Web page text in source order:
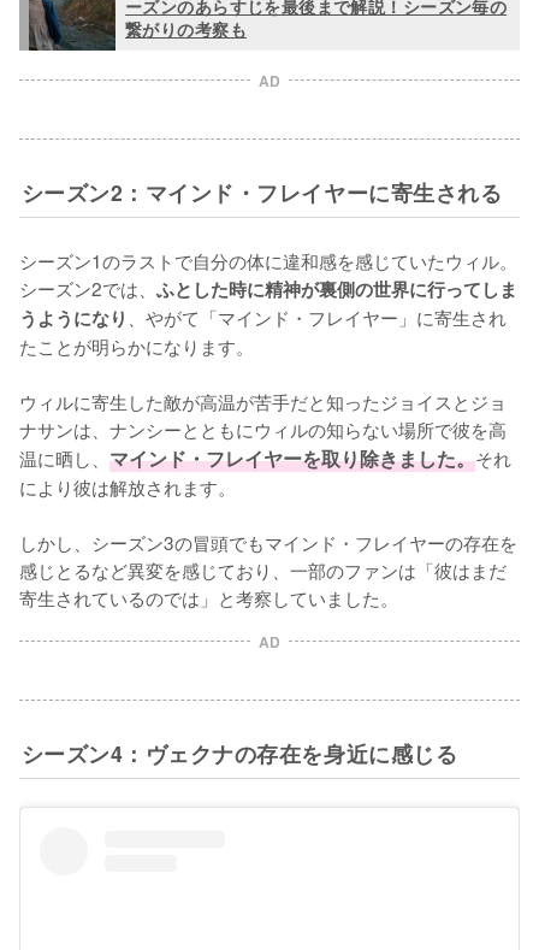
ーズンのあらすじを最後まで解説！シーズン毎の
繋がりの考察も
AD
シーズン2：マインド・フレイヤーに寄生される
シーズン1のラストで自分の体に違和感を感じていたウィル。
シーズン2では、 ふとした時に精神が裏側の世界に行ってしま
うようになり
、やがて「マインド・フレイヤー」に寄生され
たことが明らかになります。
ウィルに寄生した敵が高温が苦手だと知ったジョイスとジョ
ナサンは、ナンシーとともにウィルの知らない場所で彼を高
温に晒し、 マインド・フレイヤーを取り除きました。それ
により彼は解放されます。
しかし、シーズン3の冒頭でもマインド・フレイヤーの存在を
感じとるなど異変を感じており、一部のファンは「彼はまだ
寄生されているのでは」と考察していました。
AD
シーズン4：ヴェクナの存在を身近に感じる